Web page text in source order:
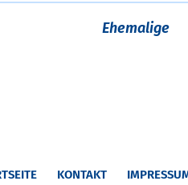
Ehemalige
KONTAKT